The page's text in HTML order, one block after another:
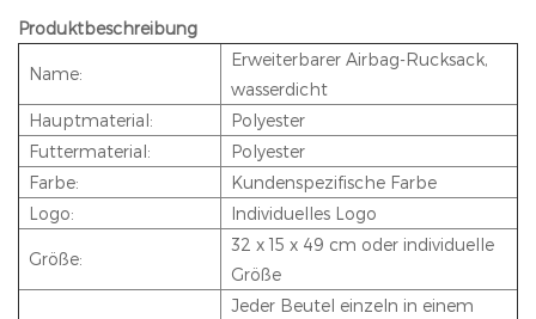
Produktbeschreibung
Name:
Erweiterbarer Airbag-Rucksack,
wasserdicht
Hauptmaterial:
Polyester
Futtermaterial:
Polyester
Farbe:
Kundenspezifische Farbe
Logo:
Individuelles Logo
Größe:
32 x 15 x 49 cm oder individuelle
Größe
Jeder Beutel einzeln in einem